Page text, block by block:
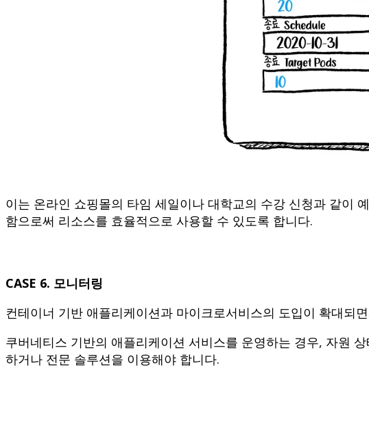
이는 온라인 쇼핑몰의 타임 세일이나 대학교의 수강 신청과 같이
함으로써 리소스를 효율적으로 사용할 수 있도록 합니다.
CASE 6. 모니터링
컨테이너 기반 애플리케이션과 마이크로서비스의 도입이 확대되
쿠버네티스 기반의 애플리케이션 서비스를 운영하는 경우, 자원
하거나 전문 솔루션을 이용해야 합니다.